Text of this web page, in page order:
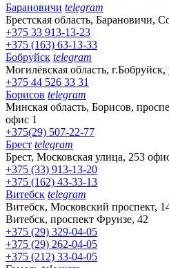
Барановичи telegram
Брестская область, Барановичи,
+375 33 913-13-23
+375 (163) 63-13-33
Бобруйск telegram
Могилёвская область,
+375 44 526 33 31
Борисов telegram
Минская область, Борисов,
офис 1
+375(29) 507-22-77
Брест telegram
Брест, Московская улица, 253
+375 (33) 913-13-20
+375 (162) 43-33-13
Витебск telegram
Витебск, Московский проспект,
Витебск, проспект Фрунзе, 42
+375 (29) 329-04-05
+375 (29) 262-04-05
+375 (212) 33-04-05